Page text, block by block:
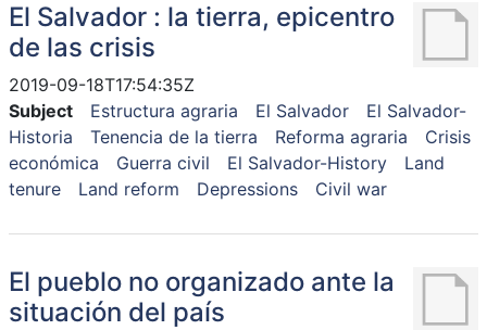
El Salvador : la tierra, epicentro
de las crisis
2019-09-18T17:54:35Z
Subject
Estructura agraria El Salvador
El Salvador-
Historia
Tenencia de la tierra Reforma agraria
Crisis
económica
Guerra civil El Salvador-History
Land
tenure
Land reform Depressions Civil war
El pueblo no organizado ante la
situación del país